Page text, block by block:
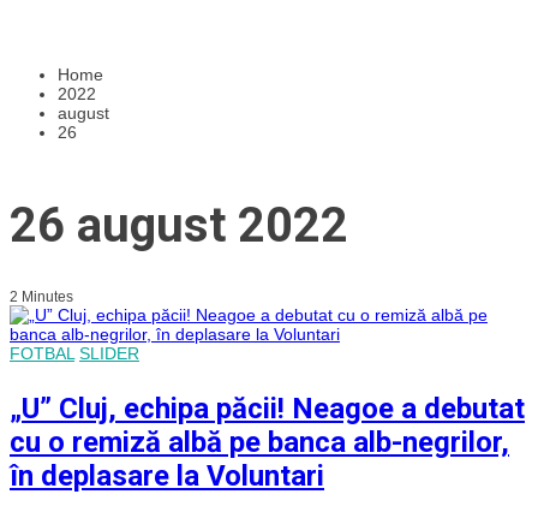
Home
2022
august
26
26 august 2022
2 Minutes
FOTBAL SLIDER
„U” Cluj, echipa păcii! Neagoe a debutat
cu o remiză albă pe banca alb-negrilor,
în deplasare la Voluntari